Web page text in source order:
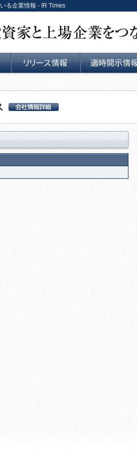
る企業情報 - IR Times
エス 会社詳細情報